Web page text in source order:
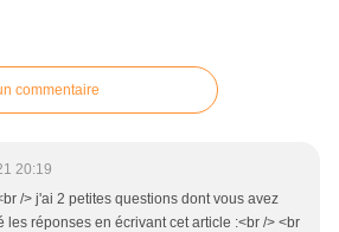
commentaire
20:19
/> j'ai 2 petites questions dont vous avez
les réponses en écrivant cet article :<br /> <br